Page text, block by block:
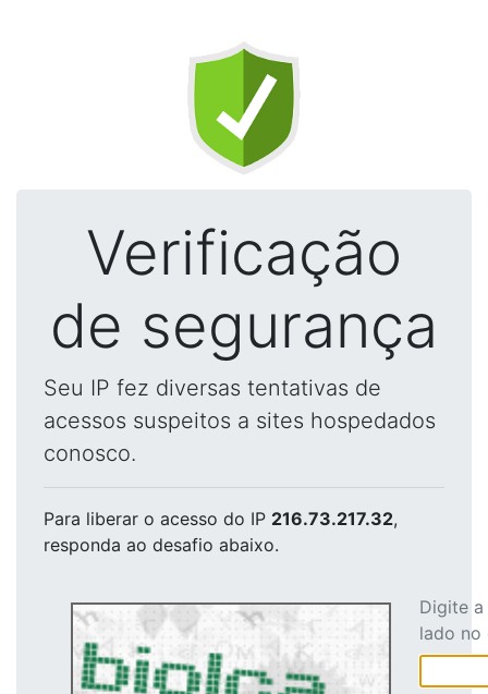
Verificação
de segurança
Seu IP fez diversas tentativas de
acessos suspeitos a sites hospedados
conosco.
Para liberar o acesso do IP 216.73.217.32,
responda ao desafio abaixo.
Digite
lado no